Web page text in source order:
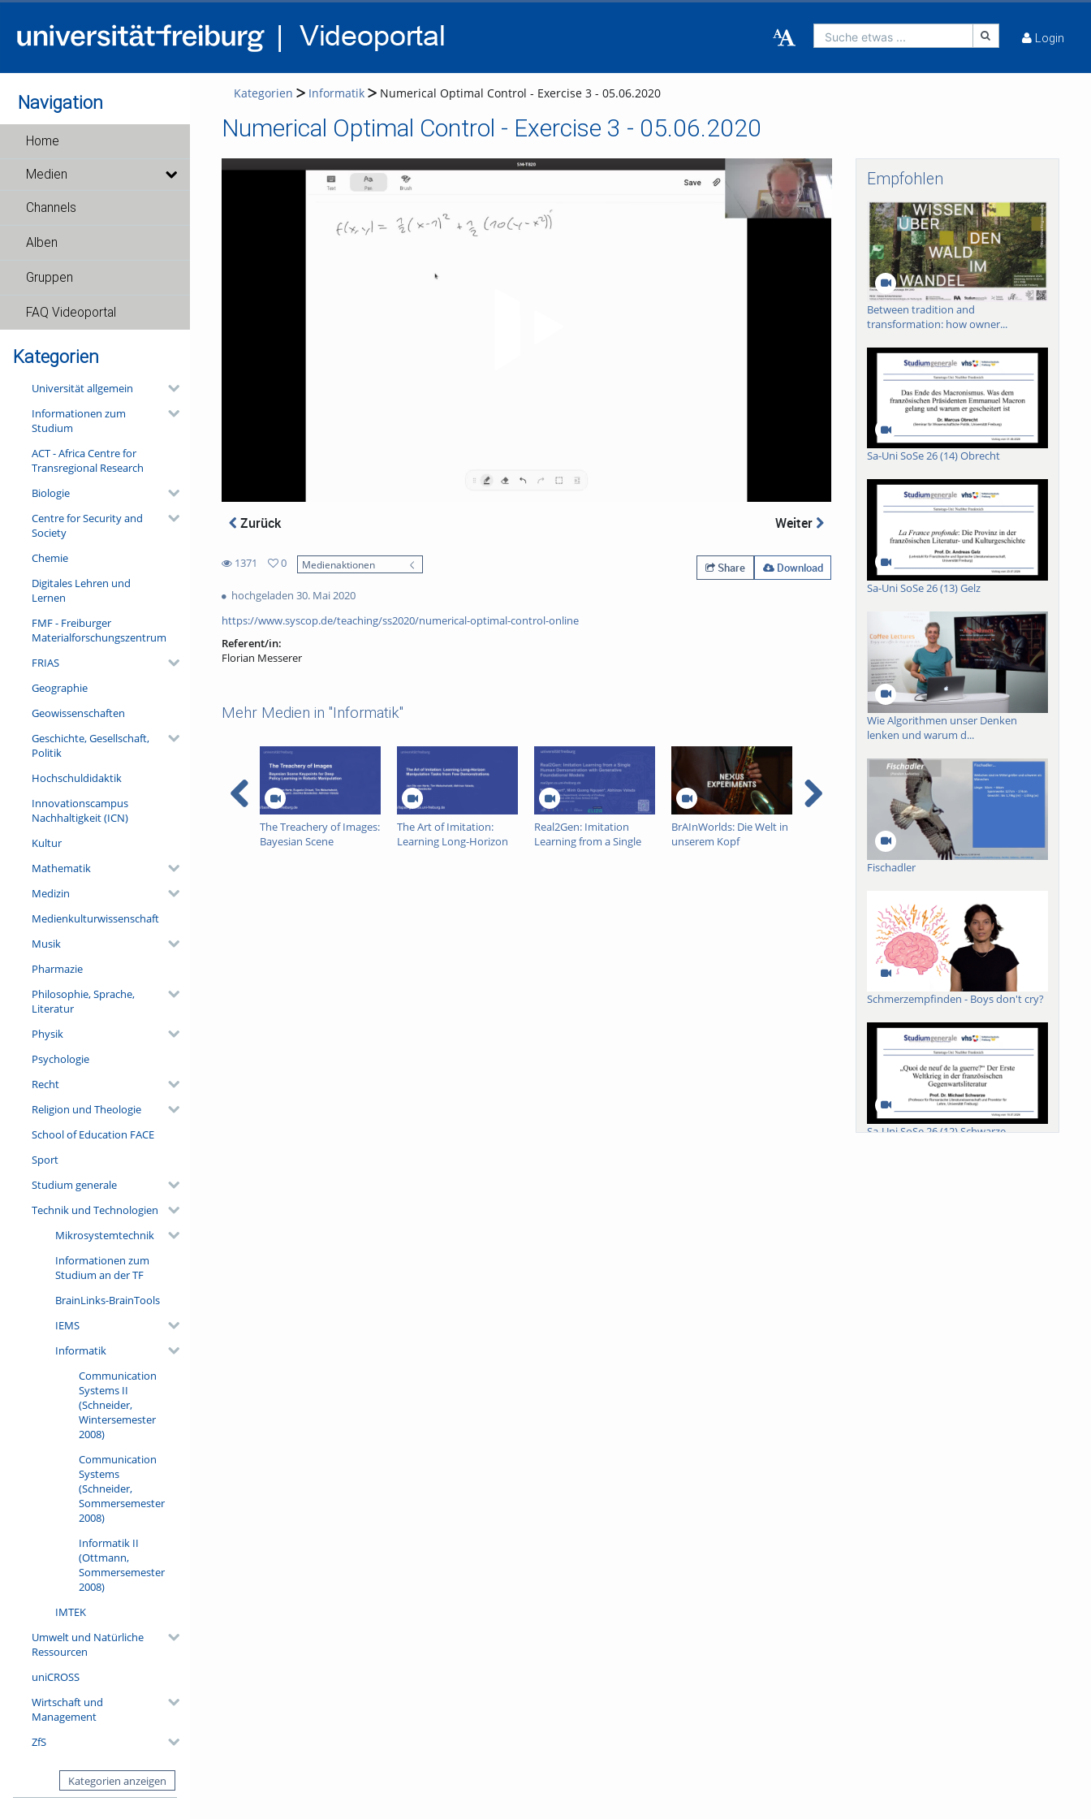
Suche etwas ... Login
Navigation
Home
Medien
Channels
Alben
Gruppen
FAQ Videoportal
Kategorien
Universität allgemein
Informationen zum
Studium
ACT - Africa Centre for
Transregional Research
Biologie
Centre for Security and
Society
Chemie
Digitales Lehren und
Lernen
FMF - Freiburger
Materialforschungszentrum
FRIAS
Geographie
Geowissenschaften
Geschichte, Gesellschaft,
Politik
Hochschuldidaktik
Innovationscampus
Nachhaltigkeit (ICN)
Kultur
Mathematik
Medizin
Medienkulturwissenschaft
Musik
Pharmazie
Philosophie, Sprache,
Literatur
Physik
Psychologie
Recht
Religion und Theologie
School of Education FACE
Sport
Studium generale
Technik und Technologien
Mikrosystemtechnik
Informationen zum
Studium an der TF
BrainLinks-BrainTools
IEMS
Informatik
Communication
Systems II
(Schneider,
Wintersemester
2008)
Communication
Systems
(Schneider,
Sommersemester
2008)
Informatik II
(Ottmann,
Sommersemester
2008)
IMTEK
Umwelt und Natürliche
Ressourcen
uniCROSS
Wirtschaft und
Management
ZfS
Kategorien anzeigen
Kategorien Informatik Numerical Optimal Control - Exercise 3 - 05.06.2020
Numerical Optimal Control - Exercise 3 - 05.06.2020
Zurück Weiter
1371
views
0
favorites
Medienaktionen Share
Download
hochgeladen 30. Mai 2020
https://www.syscop.de/teaching/ss2020/numerical-optimal-control-online
Referent/in:
Florian Messerer
Mehr Medien in "Informatik"
The Treachery of Images:
Bayesian Scene
The Art of Imitation:
Learning Long-Horizon
Real2Gen: Imitation
Learning from a Single
BrAInWorlds: Die Welt in
unserem Kopf
Logikfehlersuche in der
Mikroprozessor-
Entwicklung - Armin
Logikfehlersuche in der
Mikroprozessor-
Entwicklung - Armin
Empfohlen
Between tradition and
transformation: how owner...
Sa-Uni SoSe 26 (14) Obrecht
Sa-Uni SoSe 26 (13) Gelz
Wie Algorithmen unser Denken
lenken und warum d...
Fischadler
Schmerzempfinden - Boys don't cry?
Sa-Uni SoSe 26 (12) Schwarze